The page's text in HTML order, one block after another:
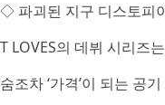
◇ 파괴된 지구 디스토피
T LOVES의 데뷔 시리즈
숨조차 ‘가격’이 되는 공